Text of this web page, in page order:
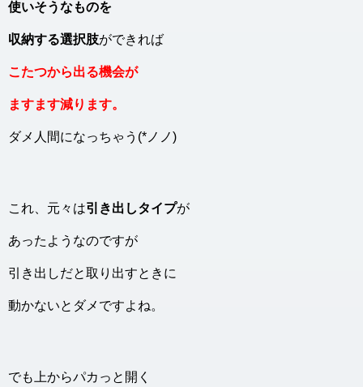
使いそうなものを
収納する選択肢ができれば
こたつから出る機会が
ますます減ります。
ダメ人間になっちゃう(*ノノ)
これ、元々は引き出しタイプが
あったようなのですが
引き出しだと取り出すときに
動かないとダメですよね。
でも上からパカっと開く